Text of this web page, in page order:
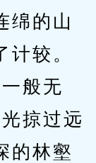
绵的山
较。
般无
掠过远
的林壑